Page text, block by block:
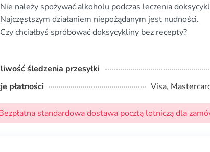
Nie należy spożywać alkoholu podczas leczenia
Najczęstszym działaniem niepożądanym jest nudności.
Czy chciałbyś spróbować doksycykliny bez recepty?
śledzenia przesyłki
płatności
Visa,
standardowa dostawa pocztą lotniczą dla